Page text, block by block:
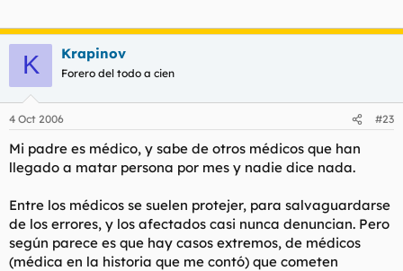
K Krapinov
Forero del todo a cien
4 Oct 2006 #23
Mi padre es médico, y sabe de otros médicos que han
llegado a matar persona por mes y nadie dice nada.
Entre los médicos se suelen protejer, para salvaguardarse
de los errores, y los afectados casi nunca denuncian. Pero
según parece es que hay casos extremos, de médicos
(médica en la historia que me contó) que cometen